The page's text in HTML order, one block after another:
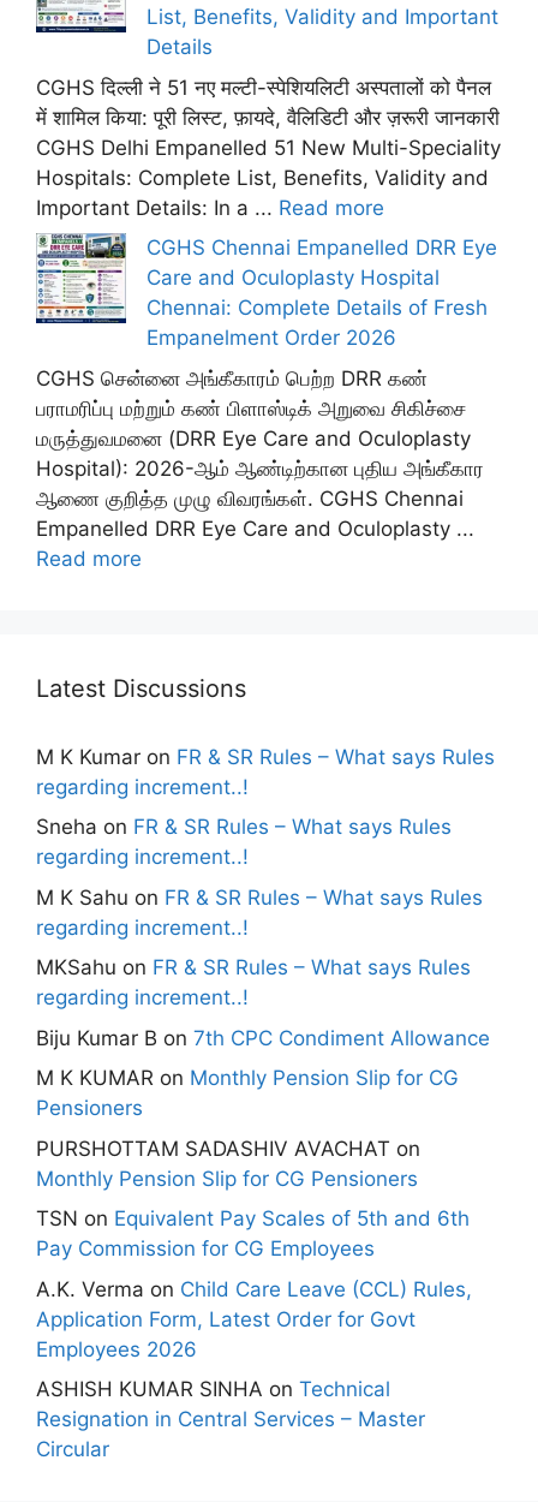
List, Benefits, Validity and Important
Details
CGHS दिल्ली ने 51 नए मल्टी-स्पेशियलिटी अस्पतालों को पैनल
में शामिल किया: पूरी लिस्ट, फ़ायदे, वैलिडिटी और ज़रूरी जानकारी
CGHS Delhi Empanelled 51 New Multi-Speciality
Hospitals: Complete List, Benefits, Validity and
Important Details: In a ... Read more
CGHS Chennai Empanelled DRR Eye
Care and Oculoplasty Hospital
Chennai: Complete Details of Fresh
Empanelment Order 2026
CGHS சென்னை அங்கீகாரம் பெற்ற DRR கண்
பராமரிப்பு மற்றும் கண் பிளாஸ்டிக் அறுவை சிகிச்சை
மருத்துவமனை (DRR Eye Care and Oculoplasty
Hospital): 2026-ஆம் ஆண்டிற்கான புதிய அங்கீகார
ஆணை குறித்த முழு விவரங்கள். CGHS Chennai
Empanelled DRR Eye Care and Oculoplasty ...
Read more
Latest Discussions
M K Kumar on FR & SR Rules – What says Rules
regarding increment..!
Sneha on FR & SR Rules – What says Rules
regarding increment..!
M K Sahu on FR & SR Rules – What says Rules
regarding increment..!
MKSahu on FR & SR Rules – What says Rules
regarding increment..!
Biju Kumar B on 7th CPC Condiment Allowance
M K KUMAR on Monthly Pension Slip for CG
Pensioners
PURSHOTTAM SADASHIV AVACHAT on
Monthly Pension Slip for CG Pensioners
TSN on Equivalent Pay Scales of 5th and 6th
Pay Commission for CG Employees
A.K. Verma on Child Care Leave (CCL) Rules,
Application Form, Latest Order for Govt
Employees 2026
ASHISH KUMAR SINHA on Technical
Resignation in Central Services – Master
Circular